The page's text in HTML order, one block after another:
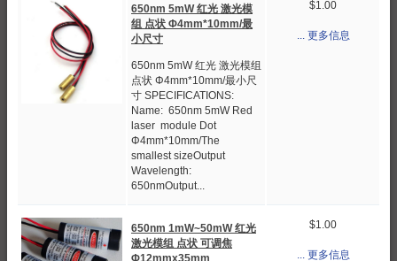
650nm 5mW 红光 激光模
组 点状 Φ4mm*10mm/最
小尺寸
650nm 5mW 红光 激光模组
点状 Φ4mm*10mm/最小尺
寸 SPECIFICATIONS:
Name: 650nm 5mW Red
laser module Dot
Φ4mm*10mm/The
smallest sizeOutput
Wavelength:
650nmOutput...
$1.00
... 更多信息
650nm 1mW~50mW 红光
激光模组 点状 可调焦
Φ12mmx35mm
$1.00
... 更多信息